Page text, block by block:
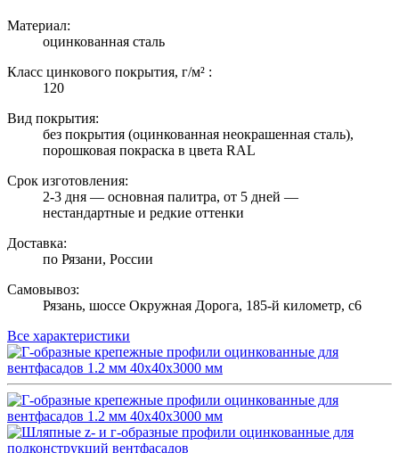
Материал:
оцинкованная сталь
Класс цинкового покрытия, г/м² :
120
Вид покрытия:
без покрытия (оцинкованная неокрашенная сталь),
порошковая покраска в цвета RAL
Срок изготовления:
2-3 дня — основная палитра, от 5 дней —
нестандартные и редкие оттенки
Доставка:
по Рязани, России
Самовывоз:
Рязань, шоссе Окружная Дорога, 185-й километр, с6
Все характеристики